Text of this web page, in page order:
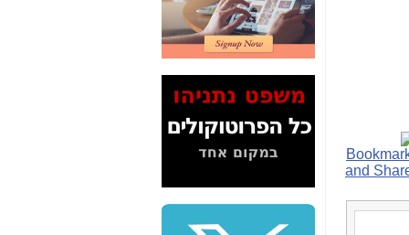
2" על תעלולי השר
משה כחלון -כאן
המשך חשיפת הבלוף
ששמו "מהפיכת
הסלולר" ואיך מסרסים
כאן
סיכום ביקור בסיליקון